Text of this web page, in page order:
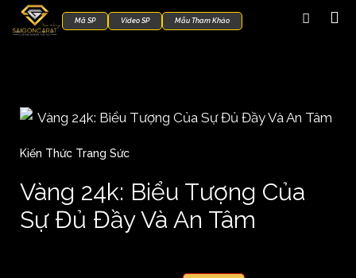
Mã SP Video SP Mẫu Tham Khảo
Kiến Thức Trang Sức
Vàng 24k: Biểu Tượng Của
Sự Đủ Đầy Và An Tâm